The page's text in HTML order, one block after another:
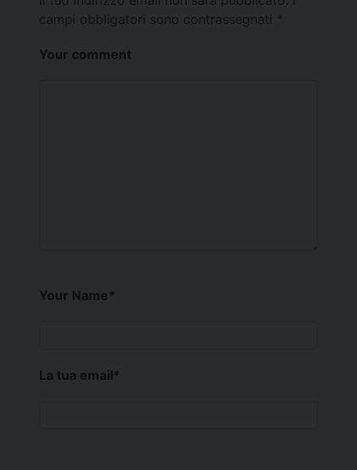
campi obbligatori sono contrassegnati *
Your comment
Your Name*
La tua email*